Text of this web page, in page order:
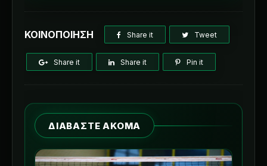
ΚΟΙΝΟΠΟΙΗΣΗ Share it Tweet
Share it Share it Pin it
ΔΙΑΒΑΣΤΕ ΑΚΟΜΑ